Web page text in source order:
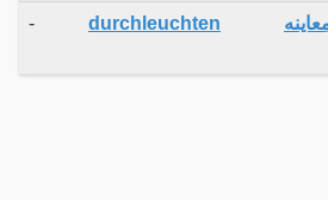
- durchleuchten